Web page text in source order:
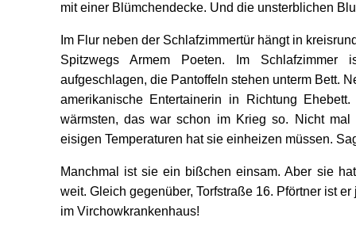
mit einer Blümchendecke. Und die unsterblichen
Im Flur neben der Schlafzimmertür hängt in
Spitzwegs Armem Poeten. Im Schlafzimmer
aufgeschlagen, die Pantoffeln stehen unterm Bett.
amerikanische Entertainerin in Richtung
wärmsten, das war schon im Krieg so. Nicht
eisigen Temperaturen hat sie einheizen müssen.
Manchmal ist sie ein bißchen einsam. Aber sie
weit. Gleich gegenüber, Torfstraße 16. Pförtner ist
im Virchowkrankenhaus!